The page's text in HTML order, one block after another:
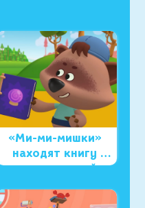
«Ми-ми-мишки»
находят книгу
предсказаний